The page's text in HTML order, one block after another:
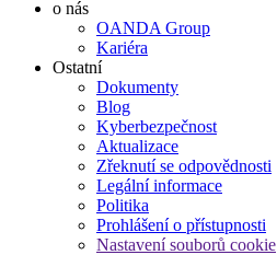
o nás
OANDA Group
Kariéra
Ostatní
Dokumenty
Blog
Kyberbezpečnost
Aktualizace
Zřeknutí se odpovědnosti
Legální informace
Politika
Prohlášení o přístupnosti
Nastavení souborů cookie